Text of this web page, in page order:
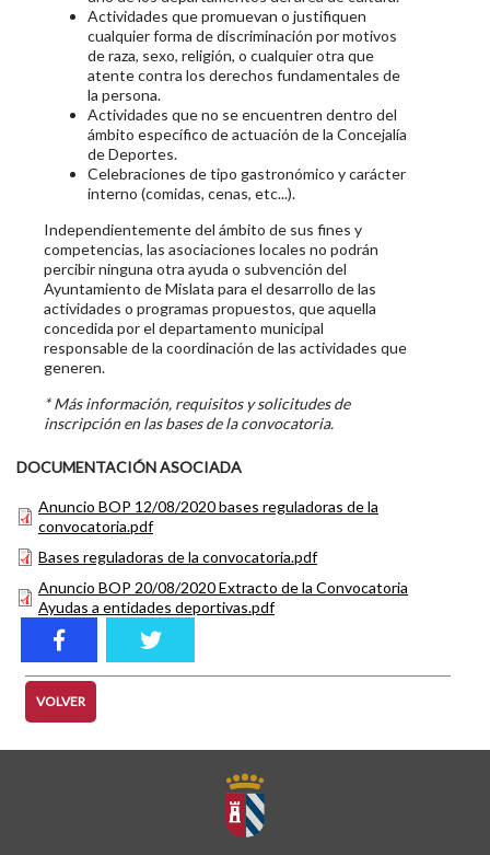
Actividades que promuevan o justifiquen
cualquier forma de discriminación por motivos
de raza, sexo, religión, o cualquier otra que
atente contra los derechos fundamentales de
la persona.
Actividades que no se encuentren dentro del
ámbito específico de actuación de la Concejalía
de Deportes.
Celebraciones de tipo gastronómico y carácter
interno (comidas, cenas, etc...).
Independientemente del ámbito de sus fines y
competencias, las asociaciones locales no podrán
percibir ninguna otra ayuda o subvención del
Ayuntamiento de Mislata para el desarrollo de las
actividades o programas propuestos, que aquella
concedida por el departamento municipal
responsable de la coordinación de las actividades que
generen.
* Más información, requisitos y solicitudes de
inscripción en las bases de la convocatoria.
DOCUMENTACIÓN ASOCIADA
Anuncio BOP 12/08/2020 bases reguladoras de la
convocatoria.pdf
Bases reguladoras de la convocatoria.pdf
Anuncio BOP 20/08/2020 Extracto de la Convocatoria
Ayudas a entidades deportivas.pdf
VOLVER